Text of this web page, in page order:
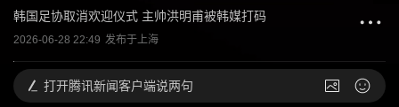
韩国足协取消欢迎仪式 主帅洪明甫被韩媒打码
2026-06-28 22:49 发布于上海
打开腾讯新闻客户端说两句